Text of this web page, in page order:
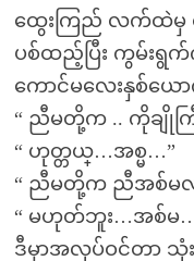
ထွေးကြည် လက်ထဲမှ
ပစ်ထည့်ပြီး ကွမ်းရွ
ကောင်မလေးနှစ်ယေ
“ ညီမတို့က .. ကိုချိုက
“ ဟုတ္တယ္…အစ္မ…”
“ ညီမတို့က ညီအစ်မလ
“ မဟုတ်ဘူး…အစ်မ
ဒီမှာအလုပ်ဝင်တာ